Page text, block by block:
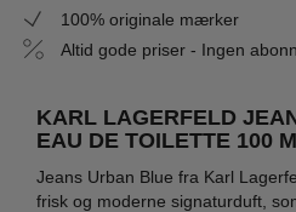
100% originale mærker
Altid gode priser - Ingen
KARL LAGERFELD
EAU DE TOILETTE 100
Jeans Urban Blue fra Karl
frisk og moderne signaturduft,